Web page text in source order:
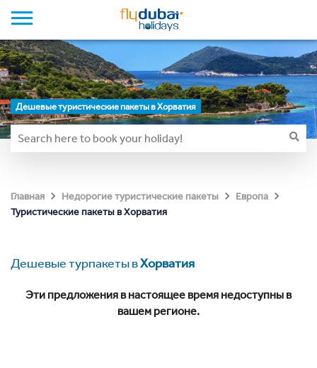
Дешевые туристические пакеты в Хорватия
Главная Недорогие туристические пакеты
Европа
Туристические пакеты в Хорватия
Дешевые турпакеты вХорватия
Эти предложения в настоящее время недоступны в
вашем регионе.